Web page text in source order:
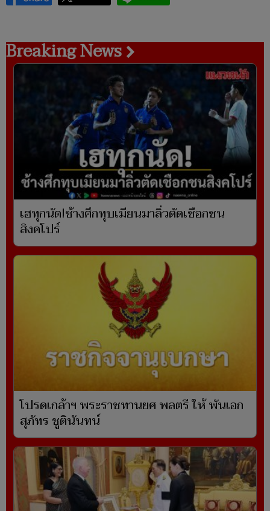
Breaking News
เฮทุกนัด!ช้างศึกทุบเมียนมาลิ่วตัดเชือกชน
สิงคโปร์
โปรดเกล้าฯ พระราชทานยศ พลตรี ให้ พันเอก
สุภัทร ชูตินันทน์